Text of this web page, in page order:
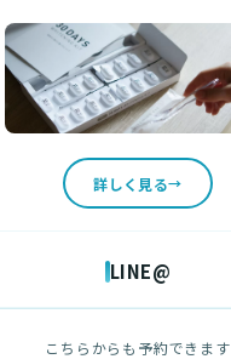
詳しく見る
LINE@
こちらからも予約できます